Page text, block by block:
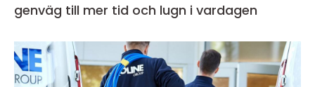
genväg till mer tid och lugn i vardagen